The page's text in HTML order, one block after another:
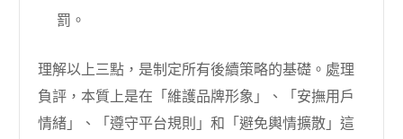
罰。
理解以上三點，是制定所有後續策略的基礎。處理
負評，本質上是在「維護品牌形象」、「安撫用戶
情緒」、「遵守平台規則」和「避免輿情擴散」這